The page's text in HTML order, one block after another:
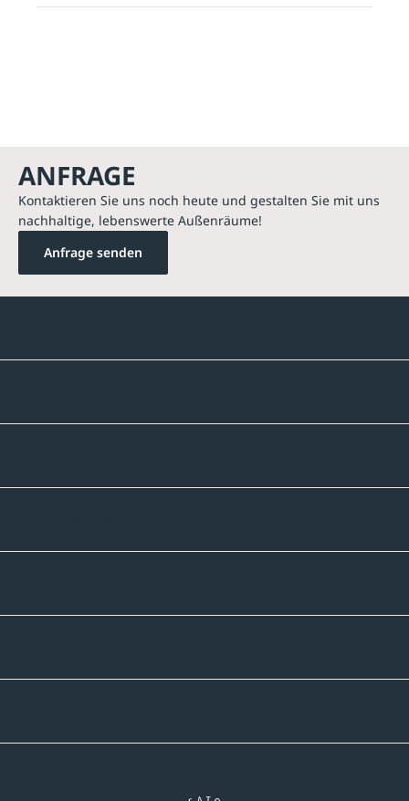
ANFRAGE
Kontaktieren Sie uns noch heute und gestalten Sie mit uns
nachhaltige, lebenswerte Außenräume!
Anfrage senden